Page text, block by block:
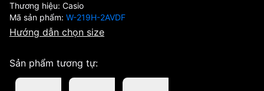
Thương hiệu: Casio
Mã sản phẩm: W-219H-2AVDF
Hướng dẫn chọn size
Sản phẩm tương tự: